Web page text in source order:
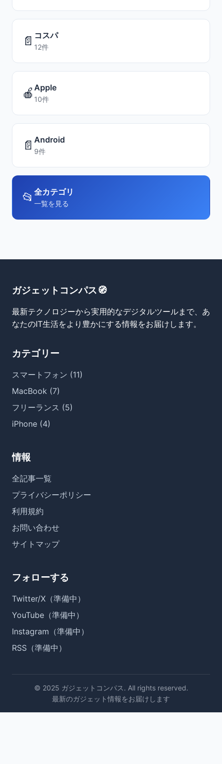
📄 コスパ
12件
🍎 Apple
10件
📄 Android
9件
📂 全カテゴリ
一覧を見る
ガジェットコンパス🧭
最新テクノロジーから実用的なデジタルツールまで、あ
なたのIT生活をより豊かにする情報をお届けします。
カテゴリー
スマートフォン (11)
MacBook (7)
フリーランス (5)
iPhone (4)
情報
全記事一覧
プライバシーポリシー
利用規約
お問い合わせ
サイトマップ
フォローする
Twitter/X（準備中）
YouTube（準備中）
Instagram（準備中）
RSS（準備中）
© 2025 ガジェットコンパス. All rights reserved.
最新のガジェット情報をお届けします